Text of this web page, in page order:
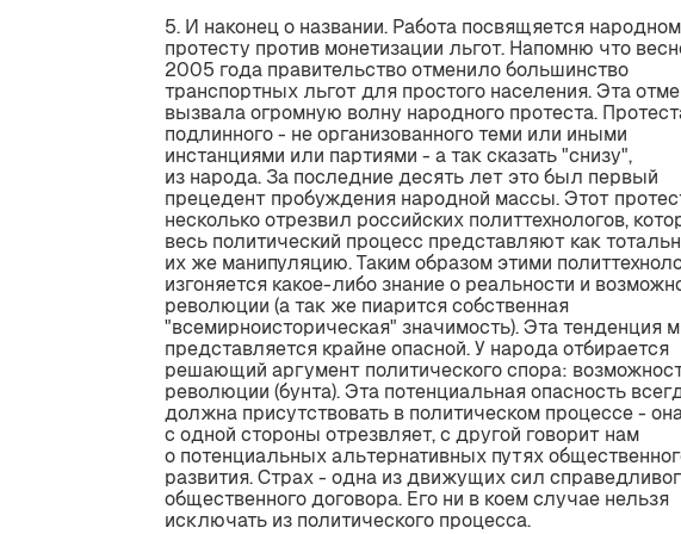
5. И наконец о названии. Работа посвящяется
протесту против монетизации льгот. Напомню что
2005 года правительство отменило большинство
транспортных льгот для простого населения. Эта
вызвала огромную волну народного протеста.
подлинного - не организованного теми или иными
инстанциями или партиями - а так сказать "снизу",
из народа. За последние десять лет это был первый
прецедент пробуждения народной массы. Этот
несколько отрезвил российских политтехнологов,
весь политический процесс представляют как
их же манипуляцию. Таким образом этими
изгоняется какое-либо знание о реальности и
революции (а так же пиарится собственная
"всемирноисторическая" значимость). Эта тенденция
представляется крайне опасной. У народа отбирается
решающий аргумент политического спора:
революции (бунта). Эта потенциальная опасность
должна присутствовать в политическом процессе -
с одной стороны отрезвляет, с другой говорит нам
о потенциальных альтернативных путях
развития. Страх - одна из движущих сил
общественного договора. Его ни в коем случае нельзя
исключать из политического процесса.